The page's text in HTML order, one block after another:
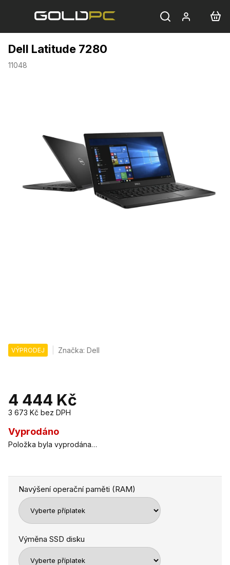
Dell Latitude 7280
11048
VÝPRODEJ Značka:Dell
4 444 Kč
3 673 Kč bez DPH
Měrná
cena:
Vyprodáno
Navýšení operační paměti (RAM)
Výměna SSD disku
Položka byla vyprodána…